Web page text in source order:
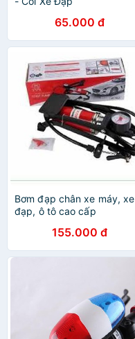
65.000 đ
Bơm đạp chân xe máy, xe
đạp, ô tô cao cấp
155.000 đ